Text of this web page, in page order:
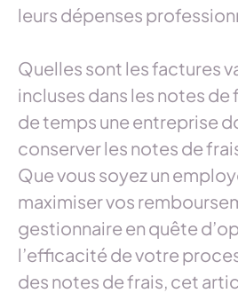
leurs dépenses
Quelles sont les factures
incluses dans les notes de
de temps une entreprise
conserver les notes de
Que vous soyez un
maximiser vos
gestionnaire en quête
l’efficacité de votre
des notes de frais, cet